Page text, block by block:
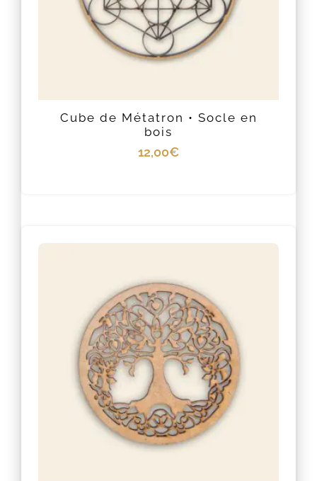
Cube de Métatron • Socle en
bois
12,00€